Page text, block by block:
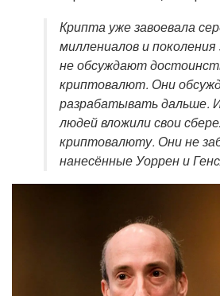
Крипта уже завоевала
миллениалов и
не обсуждают
криптовалют. Они
разрабатывать дальше.
людей вложили свои
криптовалюту. Они не
нанесённые Уоррен и